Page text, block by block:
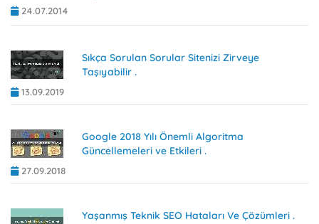
24.07.2014
13.09.2019
Sıkça Sorulan Sorular Sitenizi Zirveye
Taşıyabilir .
27.09.2018
Google 2018 Yılı Önemli Algoritma
Güncellemeleri ve Etkileri .
Yaşanmış Teknik SEO Hataları Ve Çözümleri .